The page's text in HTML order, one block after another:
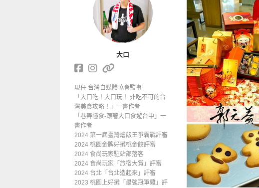
大口
現任 台灣自媒體協會監事
「大口吃！大口玩！ 非吃不可的台
灣美食攻略！」一書作者
「巷弄隱食-跟著大口食遊台中」一
書作者
2024 第一屆臺灣燴飯王爭霸戰評審
2024 桃園金牌好攤桃金餃評審
2024 食尚玩家駐站部落客
2024 食尚玩家「旅宿大賞」評審
2024 台北「台北造起來」評審
2023 桃園上好攤「最強冠軍雞」評